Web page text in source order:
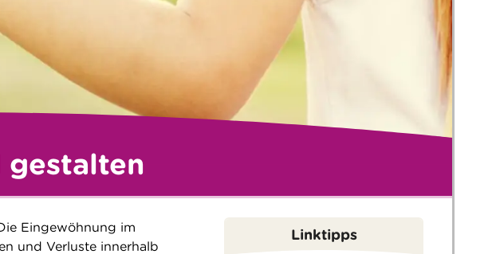
gestalten
Eingewöhnung im
und Verluste innerhalb
Linktipps